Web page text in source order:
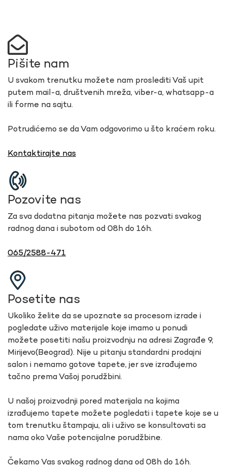
Pišite nam
U svakom trenutku možete nam proslediti Vaš upit
putem mail-a, društvenih mreža, viber-a, whatsapp-a
ili forme na sajtu.
Potrudićemo se da Vam odgovorimo u što kraćem roku.
Kontaktirajte nas
Pozovite nas
Za sva dodatna pitanja možete nas pozvati svakog
radnog dana i subotom od 08h do 16h.
065/2588-471
Posetite nas
Ukoliko želite da se upoznate sa procesom izrade i
pogledate uživo materijale koje imamo u ponudi
možete posetiti našu proizvodnju na adresi Zagrađe 9,
Mirijevo(Beograd). Nije u pitanju standardni prodajni
salon i nemamo gotove tapete, jer sve izrađujemo
tačno prema Vašoj porudžbini.
U našoj proizvodnji pored materijala na kojima
izrađujemo tapete možete pogledati i tapete koje se u
tom trenutku štampaju, ali i uživo se konsultovati sa
nama oko Vaše potencijalne porudžbine.
Čekamo Vas svakog radnog dana od 08h do 16h.